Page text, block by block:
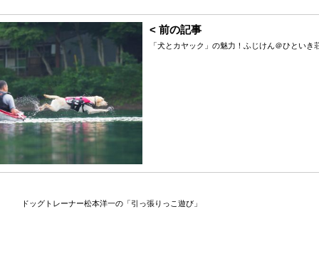
< 前の記事
「犬とカヤック」の魅力！ふじけん＠ひといき
ドッグトレーナー松本洋一の「引っ張りっこ遊び」